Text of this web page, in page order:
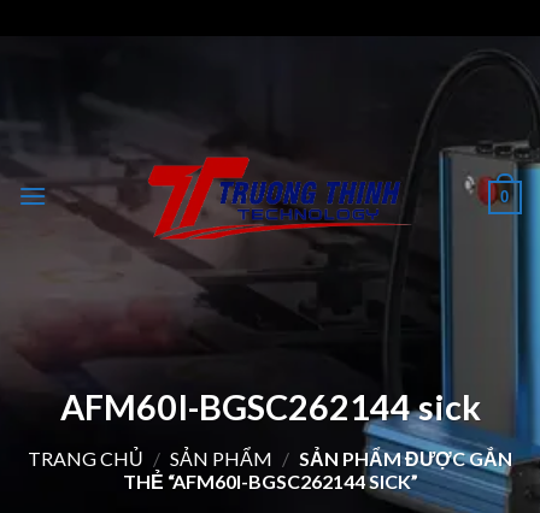
0
AFM60I-BGSC262144 sick
TRANG CHỦ / SẢN PHẨM / SẢN PHẨM ĐƯỢC GẮN
THẺ “AFM60I-BGSC262144 SICK”